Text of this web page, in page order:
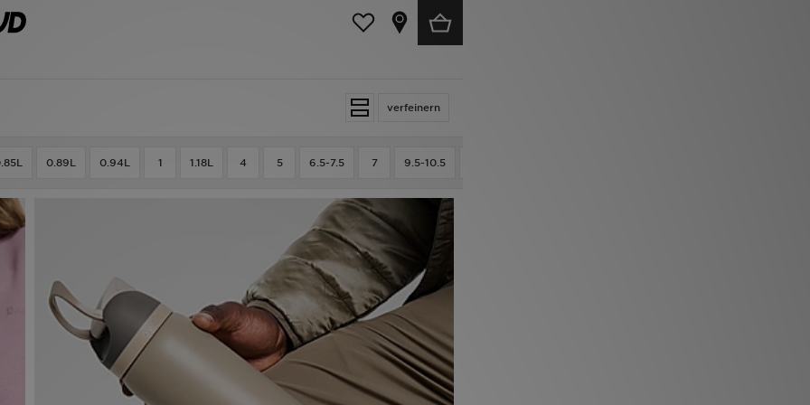
verfeinern
0.89L 0.94L 1 1.18L 4 5 6.5-7.5 7 9.5-10.5